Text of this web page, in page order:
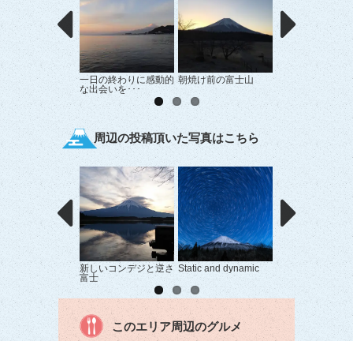
一日の終わりに感動的
な出会いを･･･
朝焼け前の富士山 中伊豆からの富
周辺の投稿頂いた写真はこちら
新しいコンデジと逆さ
富士
Static and dynamic フェス日和
このエリア周辺のグルメ